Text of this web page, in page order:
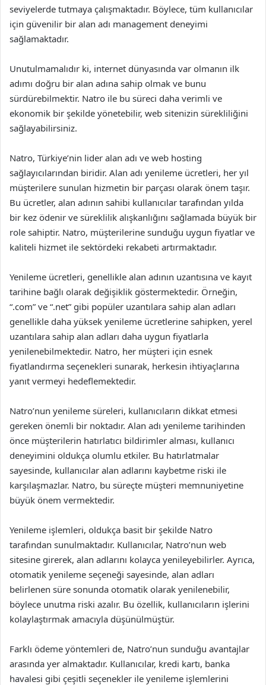
seviyelerde tutmaya çalışmaktadır. Böylece, tüm kullanıcılar
için güvenilir bir alan adı management deneyimi
sağlamaktadır.
Unutulmamalıdır ki, internet dünyasında var olmanın ilk
adımı doğru bir alan adına sahip olmak ve bunu
sürdürebilmektir. Natro ile bu süreci daha verimli ve
ekonomik bir şekilde yönetebilir, web sitenizin sürekliliğini
sağlayabilirsiniz.
Natro, Türkiye’nin lider alan adı ve web hosting
sağlayıcılarından biridir. Alan adı yenileme ücretleri, her yıl
müşterilere sunulan hizmetin bir parçası olarak önem taşır.
Bu ücretler, alan adının sahibi kullanıcılar tarafından yılda
bir kez ödenir ve süreklilik alışkanlığını sağlamada büyük bir
role sahiptir. Natro, müşterilerine sunduğu uygun fiyatlar ve
kaliteli hizmet ile sektördeki rekabeti artırmaktadır.
Yenileme ücretleri, genellikle alan adının uzantısına ve kayıt
tarihine bağlı olarak değişiklik göstermektedir. Örneğin,
“.com” ve “.net” gibi popüler uzantılara sahip alan adları
genellikle daha yüksek yenileme ücretlerine sahipken, yerel
uzantılara sahip alan adları daha uygun fiyatlarla
yenilenebilmektedir. Natro, her müşteri için esnek
fiyatlandırma seçenekleri sunarak, herkesin ihtiyaçlarına
yanıt vermeyi hedeflemektedir.
Natro’nun yenileme süreleri, kullanıcıların dikkat etmesi
gereken önemli bir noktadır. Alan adı yenileme tarihinden
önce müşterilerin hatırlatıcı bildirimler alması, kullanıcı
deneyimini oldukça olumlu etkiler. Bu hatırlatmalar
sayesinde, kullanıcılar alan adlarını kaybetme riski ile
karşılaşmazlar. Natro, bu süreçte müşteri memnuniyetine
büyük önem vermektedir.
Yenileme işlemleri, oldukça basit bir şekilde Natro
tarafından sunulmaktadır. Kullanıcılar, Natro’nun web
sitesine girerek, alan adlarını kolayca yenileyebilirler. Ayrıca,
otomatik yenileme seçeneği sayesinde, alan adları
belirlenen süre sonunda otomatik olarak yenilenebilir,
böylece unutma riski azalır. Bu özellik, kullanıcıların işlerini
kolaylaştırmak amacıyla düşünülmüştür.
Farklı ödeme yöntemleri de, Natro’nun sunduğu avantajlar
arasında yer almaktadır. Kullanıcılar, kredi kartı, banka
havalesi gibi çeşitli seçenekler ile yenileme işlemlerini